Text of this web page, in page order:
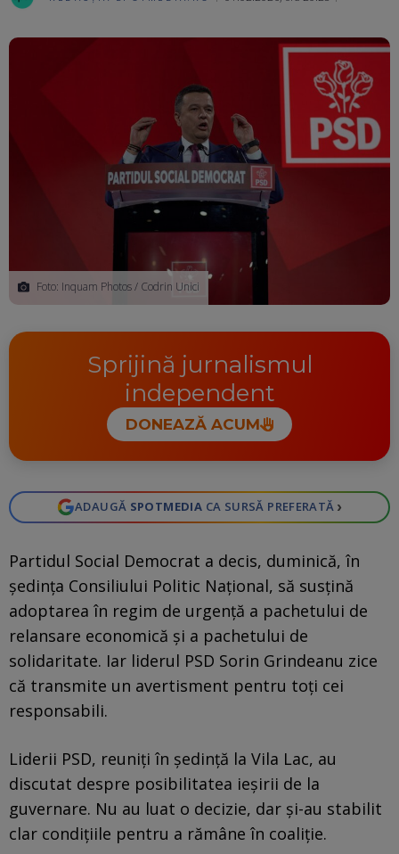
Foto: Inquam Photos / Codrin Unici
Sprijină jurnalismul
independent
DONEAZĂ ACUM
ADAUGĂ SPOTMEDIA CA SURSĂ PREFERATĂ ›
Partidul Social Democrat a decis, duminică, în
şedinţa Consiliului Politic Naţional, să susţină
adoptarea în regim de urgenţă a pachetului de
relansare economică şi a pachetului de
solidaritate. Iar liderul PSD Sorin Grindeanu zice
că transmite un avertisment pentru toţi cei
responsabili.
Liderii PSD, reuniți în ședință la Vila Lac, au
discutat despre posibilitatea ieșirii de la
guvernare. Nu au luat o decizie, dar și-au stabilit
clar condițiile pentru a rămâne în coaliție.